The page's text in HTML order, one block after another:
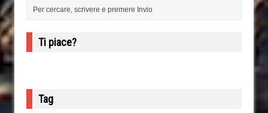
Ti piace?
Tag